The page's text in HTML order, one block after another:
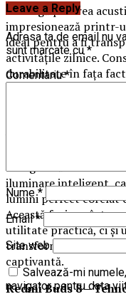
Pe lângă puterea
impresionează printr-
ideal pentru a fi
activitățile zilnice.
durabilitate în fața
optimizată
grija reîncărcării.
pasionații de muzică
vorba de fidelitatea
completată de
integrează un ecran
iluminare inteligent,
lumini perfect corelat
Această fuziune între
utilitate practică, ci și
transformând fiecare
captivantă.
Redmi Buds 8 –
Leave a Reply
Adresa ta de email nu
sunt marcate cu*
Comentariu*
Nume*
Email*
Site web
Salvează-mi
navigator pentru data